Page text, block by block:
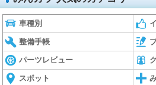
車種別
整備手帳
パーツレビュー
スポット